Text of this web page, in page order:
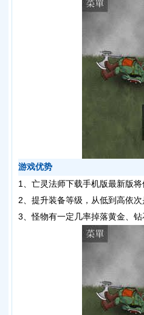
游戏优势
1、亡灵法师下载手机版最新版
2、提升装备等级，从低到高依
3、怪物有一定几率掉落黄金、